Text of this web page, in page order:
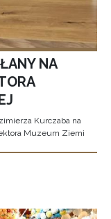
NA
Kurczaba na
Muzeum Ziemi